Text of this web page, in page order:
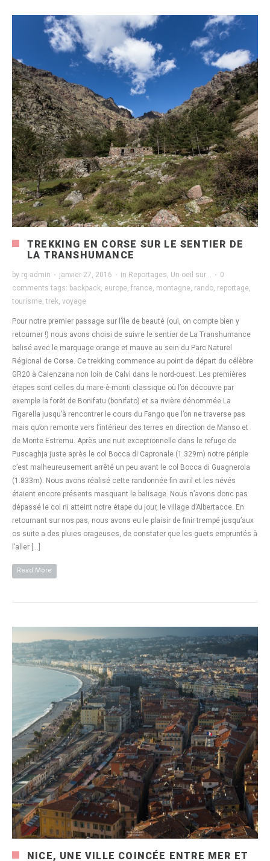
TREKKING EN CORSE SUR LE SENTIER DE
LA TRANSHUMANCE
by rg-admin · janvier 27, 2016 · in Reportages, Un oeil sur .. · 0
comments tags: backpack, europe, france, montagne, rando, reportage,
tourisme, trek, voyage
Pour notre premier passage sur l’île de beauté (oui, on compte bien y
retourner !) nous avons choisi de suivre le sentier de La Transhumance
balisé avec le marquage orange et mauve au sein du Parc Naturel
Régional de Corse. Ce trekking commence au point de départ du célèbre
GR20 à Calenzana non loin de Calvi dans le nord-ouest. Les premières
étapes sont celles du mare-è-monti classique où l’on découvre par
exemple la forêt de Bonifatu (bonifato) et sa rivière dénommée La
Figarella jusqu’à rencontrer le cours du Fango que l’on ne traverse pas
mais qu’on remonte vers l’intérieur des terres en direction de Manso et
de Monte Estremu. Après une nuit exceptionnelle dans le refuge de
Puscaghja juste après le col Bocca di Capronale (1.329m) notre périple
c’est malheureusement arrêté un peu avant le col Bocca di Guagnerola
(1.833m). Nous avons réalisé cette randonnée fin avril et les névés
étaient encore présents masquant le balisage. Nous n’avons donc pas
dépassé le col ni atteint notre étape du jour, le village d’Albertacce. En
retournant sur nos pas, nous avons eu le plaisir de finir trempé jusqu’aux
os suite a des pluies orageuses, de constater que les guets empruntés à
l’aller […]
Read More
NICE, UNE VILLE COINCÉE ENTRE MER ET